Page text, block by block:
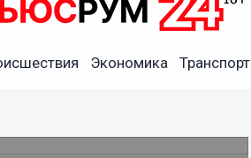
Экономика Транспорт
снарядов на